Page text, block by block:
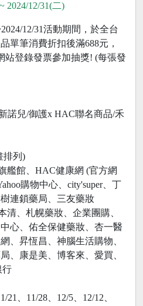
2024/12/31(二)
12/31活動期間，於全台
單筆消費折扣後滿688元，
站登錄發票參加抽獎! (每張發
諾兒/御護x HAC聯名商品/禾
排列)
艦館、HAC健康網 (官方網
購物中心、city'super、丁
連鎖藥局、三友藥妝
清、札幌藥妝、企業團購、
心、佑全保健藥妝、杏一醫
、昇恆昌、神腦生活購物、
、康是美、博客來、愛買、
行
21、11/28、12/5、12/12、